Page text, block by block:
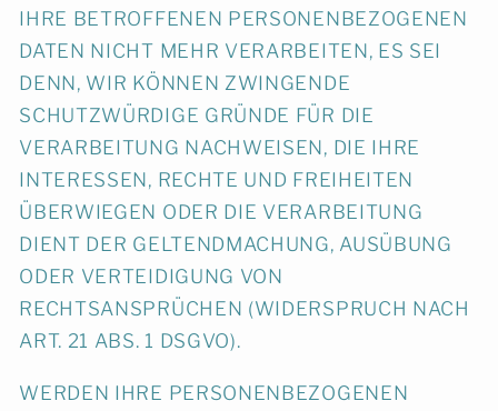
IHRE BETROFFENEN PERSONENBEZOGENEN
DATEN NICHT MEHR VERARBEITEN, ES SEI
DENN, WIR KÖNNEN ZWINGENDE
SCHUTZWÜRDIGE GRÜNDE FÜR DIE
VERARBEITUNG NACHWEISEN, DIE IHRE
INTERESSEN, RECHTE UND FREIHEITEN
ÜBERWIEGEN ODER DIE VERARBEITUNG
DIENT DER GELTENDMACHUNG, AUSÜBUNG
ODER VERTEIDIGUNG VON
RECHTSANSPRÜCHEN (WIDERSPRUCH NACH
ART. 21 ABS. 1 DSGVO).
WERDEN IHRE PERSONENBEZOGENEN